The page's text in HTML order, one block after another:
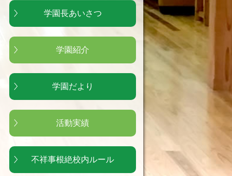
学園長あいさつ
学園紹介
学園だより
活動実績
不祥事根絶校内ルール